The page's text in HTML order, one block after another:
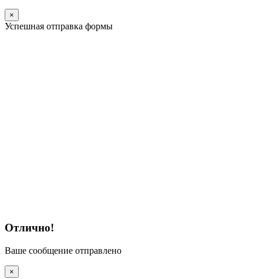
×
Успешная отправка формы
Отлично!
Ваше сообщение отправлено
×